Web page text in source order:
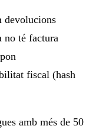
devolucions
no té factura
fiscal (hash
amb més de 50